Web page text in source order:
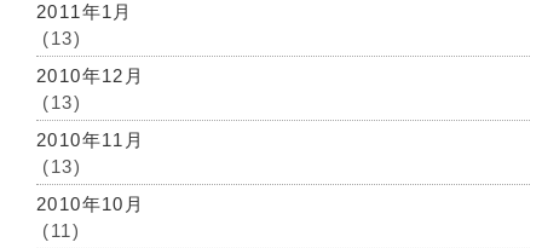
2011年1月
(13)
2010年12月
(13)
2010年11月
(13)
2010年10月
(11)